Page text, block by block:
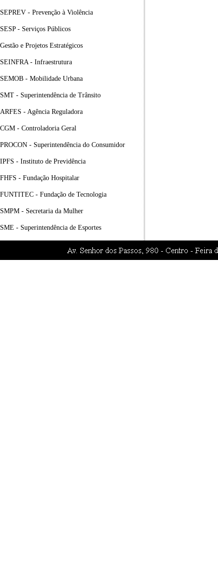
SEPREV - Prevenção à Violência
SESP - Serviços Públicos
Gestão e Projetos Estratégicos
SEINFRA - Infraestrutura
SEMOB - Mobilidade Urbana
SMT - Superintendência de Trânsito
ARFES - Agência Reguladora
CGM - Controladoria Geral
PROCON - Superintendência do Consumidor
IPFS - Instituto de Previdência
FHFS - Fundação Hospitalar
FUNTITEC - Fundação de Tecnologia
SMPM - Secretaria da Mulher
SME - Superintendência de Esportes